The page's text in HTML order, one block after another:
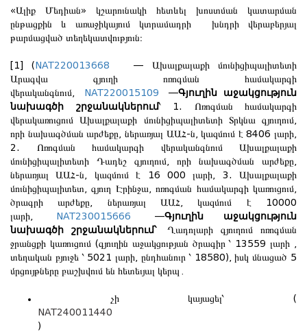
«Ալիք Մեդիան» կշարունակի հետևել խոստման կատարման
ընթացքին և առաջիկայում կտրամադրի խնդրի վերաբերյալ
թարմացված տեղեկատվություն։
[1] ( NAT220013668
— Ախալքալաքի մունիցիպալիտետի
Արագվա գյուղի ոռոգման համակարգի
վերականգնում,
NAT220015109 —Գյուղին աջակցություն
նախագծի շրջանակներում՝ 1. Ոռոգման համակարգի
վերակառուցում Ախալքալաքի մունիցիպալիտետի Տրկնա գյուղում,
որի նախագծման արժեքը, ներառյալ ԱԱՀ-ն, կազմում է 8406 լարի,
2. Ոռոգման համակարգի վերականգնում Ախալքալաքի
մունիցիպալիտետի Դադեշ գյուղում, որի նախագծման արժեքը,
ներառյալ ԱԱՀ-ն, կազմում է 16 000 լարի, 3. Ախալքալաքի
մունիցիպալիտետ, գյուղ Էրինջա, ոռոգման համակարգի կառուցում,
ծրագրի արժեքը, ներառյալ ԱԱՀ, կազմում է 10000
լարի,
NAT230015666 —Գյուղին աջակցություն
նախագծի շրջանակներում՝Ղադոլարի գյուղում ոռոգման
ջրանցքի կառուցում (գյուղին աջակցության ծրագիր ՝ 13559 լարի ,
տեղական բյուջե ՝ 5021 լարի, ընդհանուր ՝ 18580), իսկ մնացած 5
մրցույթները բաշխվում են հետեւյալ կերպ․
չի կայացել՝ (
NAT240011440
)